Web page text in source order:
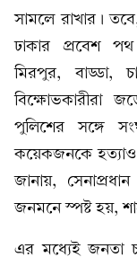
সামলে রাখার।
ঢাকার প্রবেশ পথ
মিরপুর, বাড্ডা,
পুলিশের সঙ্গে
কয়েকজনকে হত্যাও
জানায়,
জনমনে স্পষ্ট হয়,
এর মধ্যেই জনতা